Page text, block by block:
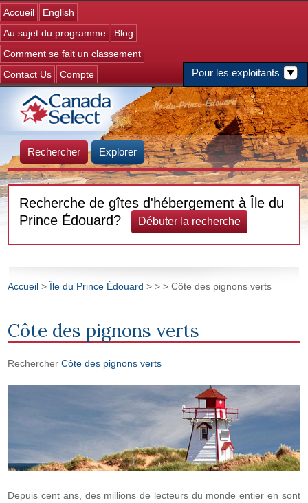
Accueil
English
Au sujet du programme
Blog
Pour les exploitants
Comment se fait un classement
Contact Us
Compte
Rechercher Explorer
Recherche de gîtes d'hébergement à Île du
Prince Édouard?
Débuter la recherche
Accueil > Île du Prince Édouard >>> Côte des pignons verts
Côte des pignons verts
RechercherCôte des pignons verts
Depuis cent ans, des millions de lecteurs du monde entier en sont